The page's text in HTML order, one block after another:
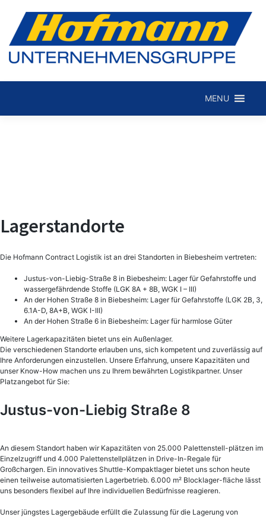
MENU
Lagerstandorte
Die Hofmann Contract Logistik ist an drei Standorten in Biebesheim vertreten:
Justus-von-Liebig-Straße 8 in Biebesheim: Lager für Gefahrstoffe und
wassergefährdende Stoffe (LGK 8A + 8B, WGK I – III)
An der Hohen Straße 8 in Biebesheim: Lager für Gefahrstoffe (LGK 2B, 3,
6.1A-D, 8A+B, WGK I-III)
An der Hohen Straße 6 in Biebesheim: Lager für harmlose Güter
Weitere Lagerkapazitäten bietet uns ein Außenlager.
Die verschiedenen Standorte erlauben uns, sich kompetent und zuverlässig auf
Ihre Anforderungen einzustellen. Unsere Erfahrung, unsere Kapazitäten und
unser Know-How machen uns zu Ihrem bewährten Logistikpartner. Unser
Platzangebot für Sie:
Justus-von-Liebig Straße 8​
An diesem Standort haben wir Kapazitäten von 25.000 Palettenstell-plätzen im
Einzelzugriff und 4.000 Palettenstellplätzen in Drive-In-Regale für
Großchargen. Ein innovatives Shuttle-Kompaktlager bietet uns schon heute
einen teilweise automatisierten Lagerbetrieb. 6.000 m² Blocklager-fläche lässt
uns besonders flexibel auf Ihre individuellen Bedürfnisse reagieren.
Unser jüngstes Lagergebäude erfüllt die Zulassung für die Lagerung von